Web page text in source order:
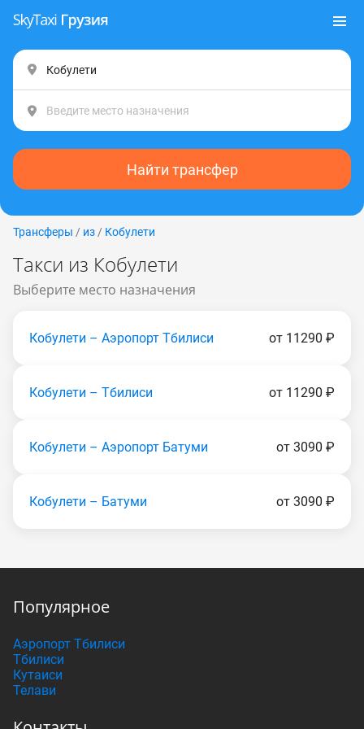
Найти трансфер
Трансферы / из / Кобулети
Такси из Кобулети
Выберите место назначения
Кобулети – Аэропорт Тбилиси от 11290 ₽
Кобулети – Тбилиси от 11290 ₽
Кобулети – Аэропорт Батуми от 3090 ₽
Кобулети – Батуми от 3090 ₽
Популярное
Аэропорт Тбилиси
Тбилиси
Кутаиси
Телави